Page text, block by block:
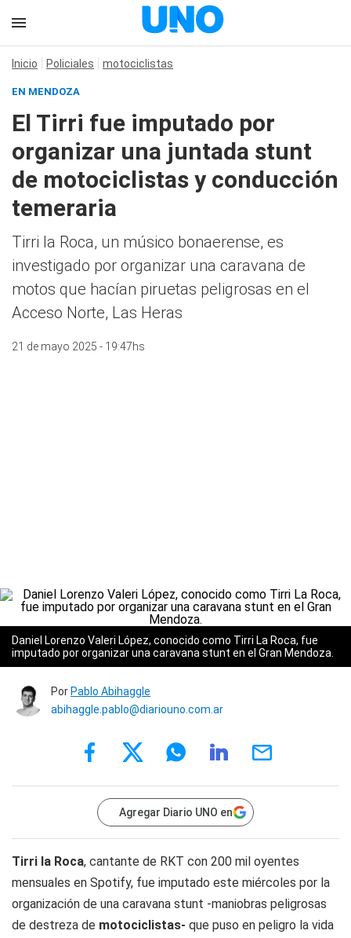
Inicio Policiales motociclistas
EN MENDOZA
El Tirri fue imputado por
organizar una juntada stunt
de motociclistas y conducción
temeraria
Tirri la Roca, un músico bonaerense, es
investigado por organizar una caravana de
motos que hacían piruetas peligrosas en el
Acceso Norte, Las Heras
21 de mayo 2025 - 19:47hs
Daniel Lorenzo Valeri López, conocido como Tirri La Roca, fue
imputado por organizar una caravana stunt en el Gran Mendoza.
Por Pablo Abihaggle
abihaggle.pablo@diariouno.com.ar
Agregar Diario UNO en
Tirri la Roca, cantante de RKT con 200 mil oyentes
mensuales en Spotify, fue imputado este miércoles por la
organización de una caravana stunt -maniobras peligrosas
de destreza de motociclistas- que puso en peligro la vida